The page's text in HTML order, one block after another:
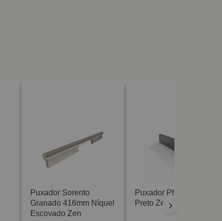
Puxador Sorento
Granado 416mm Níquel
Escovado Zen
Puxador Phenix 64mm
Preto Zen